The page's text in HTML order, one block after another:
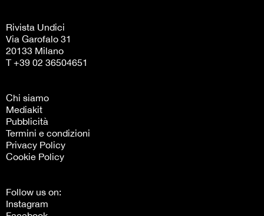
Rivista Undici
Via Garofalo 31
20133 Milano
T +39 02 36504651
Chi siamo
Mediakit
Pubblicità
Termini e condizioni
Privacy Policy
Cookie Policy
Follow us on:
Instagram